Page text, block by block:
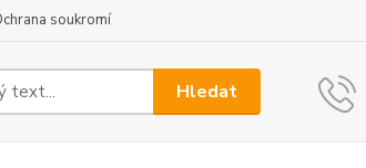
soukromí
Hledat